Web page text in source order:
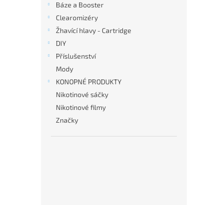
Báze a Booster
Clearomizéry
Žhavící hlavy - Cartridge
DIY
Příslušenství
Mody
KONOPNÉ PRODUKTY
Nikotinové sáčky
Nikotinové filmy
Značky